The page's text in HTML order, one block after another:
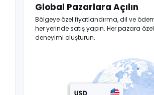
Global Pazarlara Açılın
Bölgeye özel fiyatlandırma, dil ve
her yerinde satış yapın. Her pazara
deneyimi oluşturun.